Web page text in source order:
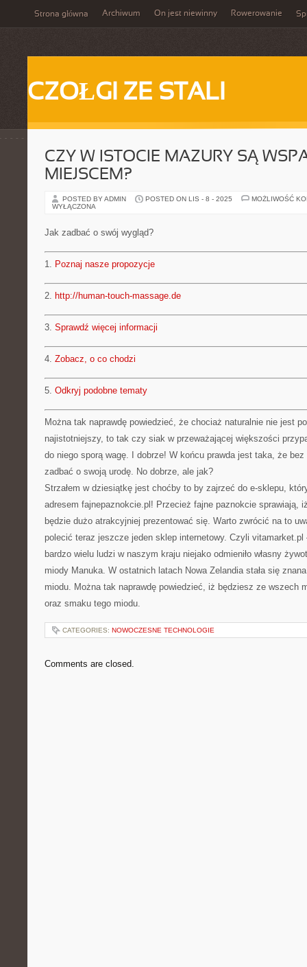
Strona główna Archiwum On jest niewinny Rowerowanie
CZOŁGI ZE STALI
CZY W ISTOCIE MAZURY SĄ
MIEJSCEM?
POSTED BY ADMIN POSTED ON LIS - 8 - 2025
MOŻLIWOŚĆ
WYŁĄCZONA
Jak zadbać o swój wygląd?
1. Poznaj nasze propozycje
2. http://human-touch-massage.de
3. Sprawdź więcej informacji
4. Zobacz, o co chodzi
5. Odkryj podobne tematy
Można tak naprawdę powiedzieć, że chociaż naturalnie nie jest
najistotniejszy, to tak czy siak w przeważającej większości
do niego sporą wagę. I dobrze! W końcu prawda jest taka, że
zadbać o swoją urodę. No dobrze, ale jak?
Strzałem w dziesiątkę jest choćby to by zajrzeć do e-sklepu,
adresem fajnepaznokcie.pl! Przecież fajne paznokcie sprawiają,
będzie dużo atrakcyjniej prezentować się. Warto zwrócić na to
polecić teraz jeszcze jeden sklep internetowy. Czyli
bardzo wielu ludzi w naszym kraju niejako odmieniło własny
miody Manuka. W ostatnich latach Nowa Zelandia stała się
miodu. Można tak naprawdę powiedzieć, iż będziesz ze wszech
oraz smaku tego miodu.
CATEGORIES: NOWOCZESNE TECHNOLOGIE
Comments are closed.